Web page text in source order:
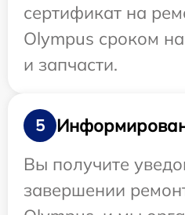
сертификат на
Olympus сроком
и запчасти.
5
Вы получите
завершении